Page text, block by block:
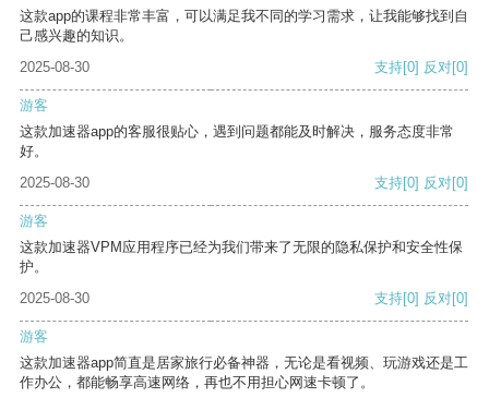
这款app的课程非常丰富，可以满足我不同的学习需求，让我能够找到自
己感兴趣的知识。
2025-08-30
支持[0] 反对[0]
游客
这款加速器app的客服很贴心，遇到问题都能及时解决，服务态度非常
好。
2025-08-30
支持[0] 反对[0]
游客
这款加速器VPM应用程序已经为我们带来了无限的隐私保护和安全性保
护。
2025-08-30
支持[0] 反对[0]
游客
这款加速器app简直是居家旅行必备神器，无论是看视频、玩游戏还是工
作办公，都能畅享高速网络，再也不用担心网速卡顿了。